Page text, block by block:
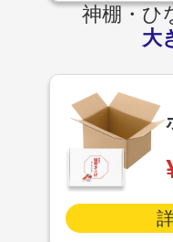
神棚・ひ
大